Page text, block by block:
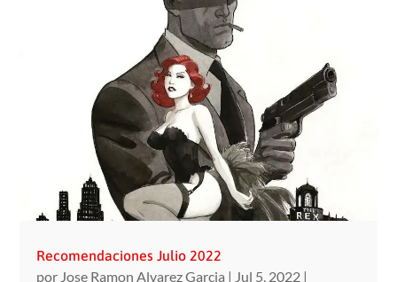
Recomendaciones Julio 2022
por Jose Ramon Alvarez Garcia | Jul 5, 2022 |